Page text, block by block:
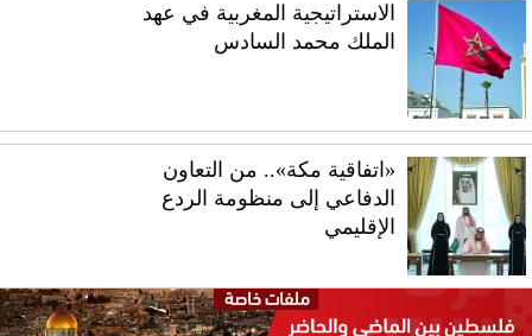
الاستراتيجية المغربية في عهد
الملك محمد السادس
«اتفاقية مكة».. من التعاون
الدفاعي إلى منظومة الردع
الإقليمي